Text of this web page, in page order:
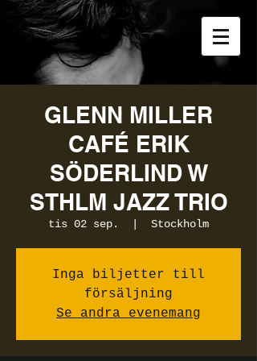
GLENN MILLER
CAFÉ ERIK
SÖDERLIND W
STHLM JAZZ TRIO
tis 02 sep. Stockholm
Inga biljetter till
försäljning
Se andra evenemang